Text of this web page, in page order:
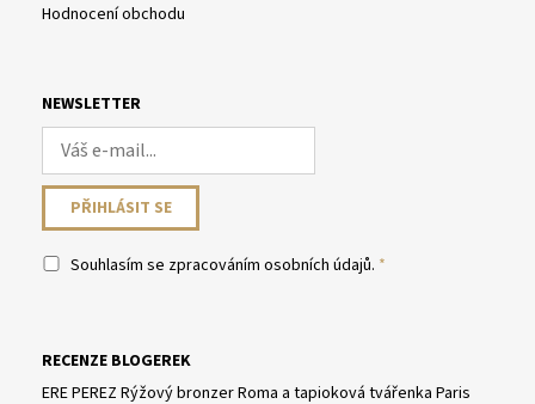
Hodnocení obchodu
NEWSLETTER
Souhlasím se zpracováním osobních údajů.
RECENZE BLOGEREK
ERE PEREZ Rýžový bronzer Roma a tapioková tvářenka Paris